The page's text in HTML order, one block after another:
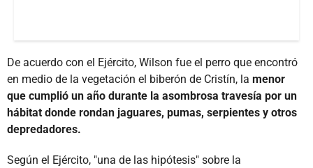
De acuerdo con el Ejército, Wilson fue el perro que encontró
en medio de la vegetación el biberón de Cristín, la menor
que cumplió un año durante la asombrosa travesía por un
hábitat donde rondan jaguares, pumas, serpientes y otros
depredadores.
Según el Ejército, "una de las hipótesis" sobre la